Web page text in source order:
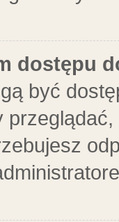
dostępu
być